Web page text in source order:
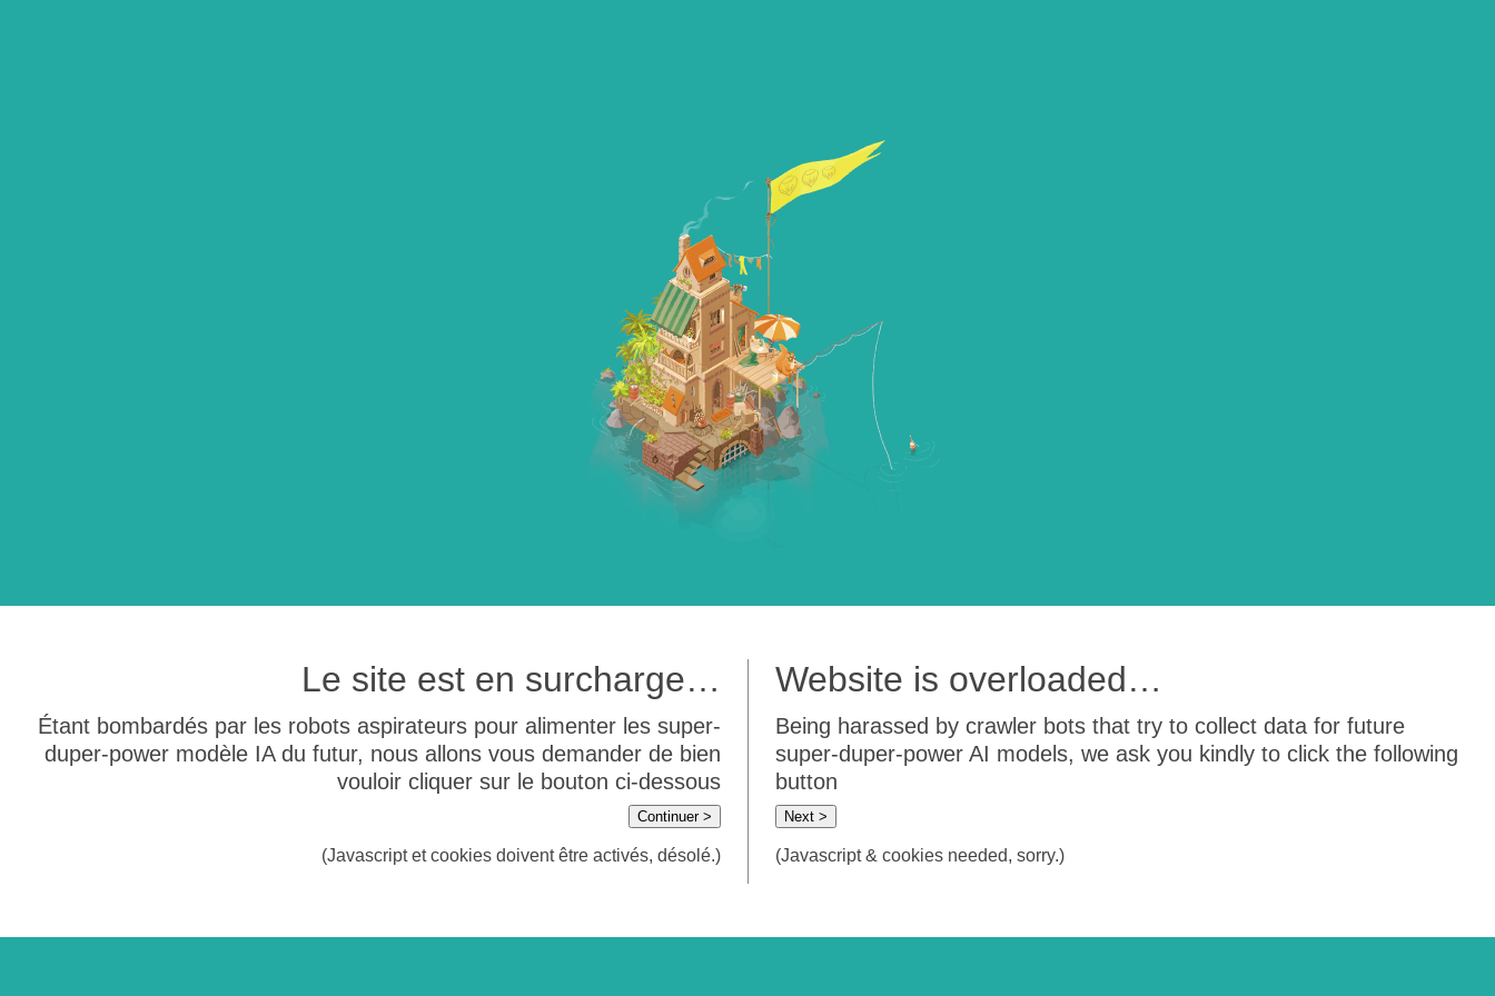
Le site est en surcharge…
Étant bombardés par les robots aspirateurs pour alimenter les super-
duper-power modèle IA du futur, nous allons vous demander de bien
vouloir cliquer sur le bouton ci-dessous
Continuer >
(Javascript et cookies doivent être activés, désolé.)
Website is overloaded…
Being harassed by crawler bots that try to collect data for future
super-duper-power AI models, we ask you kindly to click the following
button
Next >
(Javascript & cookies needed, sorry.)